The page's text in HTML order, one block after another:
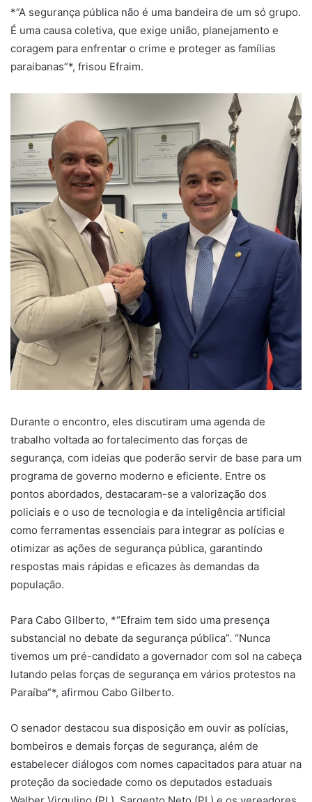
*”A segurança pública não é uma bandeira de um só grupo.
É uma causa coletiva, que exige união, planejamento e
coragem para enfrentar o crime e proteger as famílias
paraibanas”*, frisou Efraim.
Durante o encontro, eles discutiram uma agenda de
trabalho voltada ao fortalecimento das forças de
segurança, com ideias que poderão servir de base para um
programa de governo moderno e eficiente. Entre os
pontos abordados, destacaram-se a valorização dos
policiais e o uso de tecnologia e da inteligência artificial
como ferramentas essenciais para integrar as polícias e
otimizar as ações de segurança pública, garantindo
respostas mais rápidas e eficazes às demandas da
população.
Para Cabo Gilberto, *“Efraim tem sido uma presença
substancial no debate da segurança pública”. “Nunca
tivemos um pré-candidato a governador com sol na cabeça
lutando pelas forças de segurança em vários protestos na
Paraíba”*, afirmou Cabo Gilberto.
O senador destacou sua disposição em ouvir as polícias,
bombeiros e demais forças de segurança, além de
estabelecer diálogos com nomes capacitados para atuar na
proteção da sociedade como os deputados estaduais